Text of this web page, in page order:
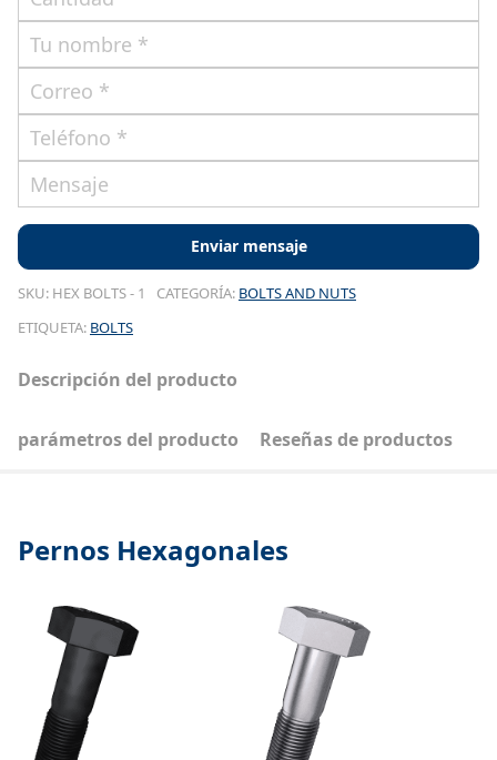
SKU: HEX BOLTS - 1 CATEGORÍA: BOLTS AND NUTS
ETIQUETA: BOLTS
Descripción del producto
parámetros del producto Reseñas de productos
Pernos Hexagonales